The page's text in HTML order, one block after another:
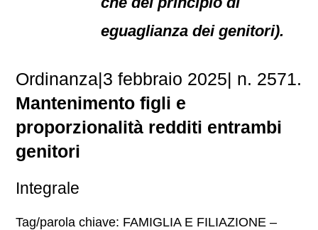
eguaglianza dei genitori).
Ordinanza|3 febbraio 2025| n. 2571.
Mantenimento figli e
proporzionalità redditi entrambi
genitori
Integrale
Tag/parola chiave: FAMIGLIA E FILIAZIONE –